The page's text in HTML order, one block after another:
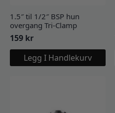
1.5″ til 1/2″ BSP hun
overgang Tri-Clamp
159 kr
Legg I Handlekurv